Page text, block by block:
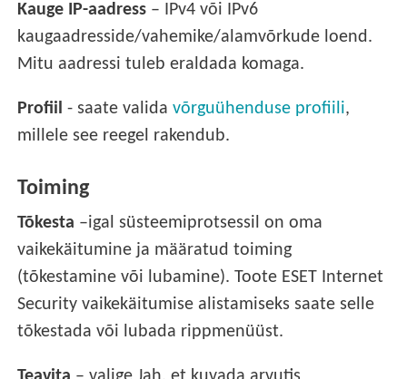
Kauge IP-aadress – IPv4 või IPv6
kaugaadresside/vahemike/alamvõrkude loend.
Mitu aadressi tuleb eraldada komaga.
Profiil - saate validavõrguühenduse profiili,
millele see reegel rakendub.
Toiming
Tõkesta –igal süsteemiprotsessil on oma
vaikekäitumine ja määratud toiming
(tõkestamine või lubamine). Toote ESET Internet
Security vaikekäitumise alistamiseks saate selle
tõkestada või lubada rippmenüüst.